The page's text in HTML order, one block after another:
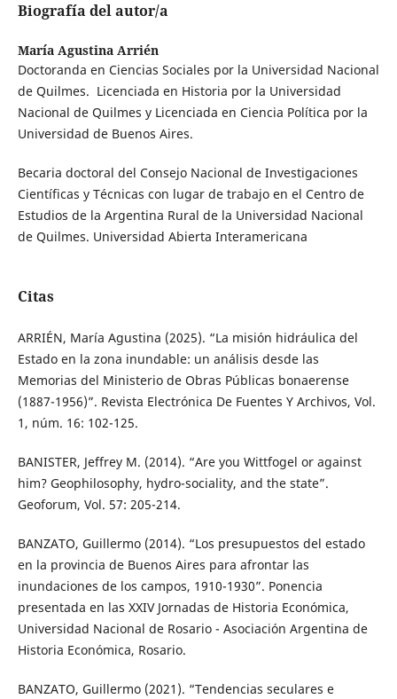
Biografía del autor/a
María Agustina Arrién
Doctoranda en Ciencias Sociales por la Universidad Nacional
de Quilmes. Licenciada en Historia por la Universidad
Nacional de Quilmes y Licenciada en Ciencia Política por la
Universidad de Buenos Aires.
Becaria doctoral del Consejo Nacional de Investigaciones
Científicas y Técnicas con lugar de trabajo en el Centro de
Estudios de la Argentina Rural de la Universidad Nacional
de Quilmes. Universidad Abierta Interamericana
Citas
ARRIÉN, María Agustina (2025). “La misión hidráulica del
Estado en la zona inundable: un análisis desde las
Memorias del Ministerio de Obras Públicas bonaerense
(1887-1956)”. Revista Electrónica De Fuentes Y Archivos, Vol.
1, núm. 16: 102-125.
BANISTER, Jeffrey M. (2014). “Are you Wittfogel or against
him? Geophilosophy, hydro-sociality, and the state”.
Geoforum, Vol. 57: 205-214.
BANZATO, Guillermo (2014). “Los presupuestos del estado
en la provincia de Buenos Aires para afrontar las
inundaciones de los campos, 1910-1930”. Ponencia
presentada en las XXIV Jornadas de Historia Económica,
Universidad Nacional de Rosario - Asociación Argentina de
Historia Económica, Rosario.
BANZATO, Guillermo (2021). “Tendencias seculares e